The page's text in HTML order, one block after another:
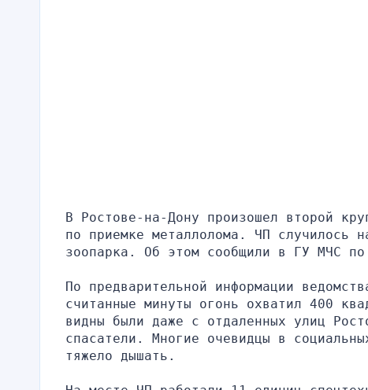
В Ростове-на-Дону произошел второй
по приемке металлолома. ЧП случилось
зоопарка. Об этом сообщили в ГУ МЧС по
По предварительной информации
считанные минуты огонь охватил 400
видны были даже с отдаленных улиц
спасатели. Многие очевидцы в
тяжело дышать.